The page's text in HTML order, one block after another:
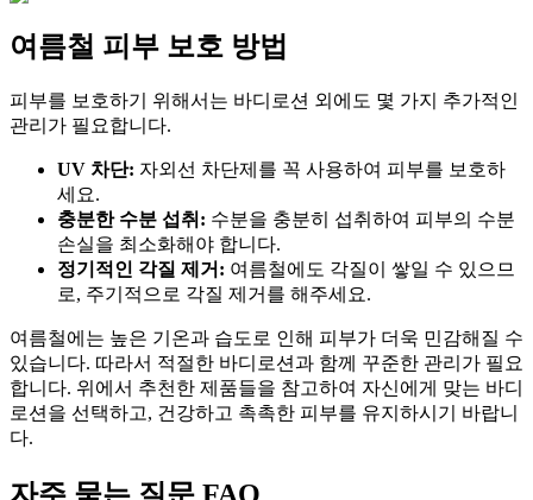
여름철 피부 보호 방법
피부를 보호하기 위해서는 바디로션 외에도 몇 가지 추가적인
관리가 필요합니다.
UV 차단: 자외선 차단제를 꼭 사용하여 피부를 보호하
세요.
충분한 수분 섭취: 수분을 충분히 섭취하여 피부의 수분
손실을 최소화해야 합니다.
정기적인 각질 제거: 여름철에도 각질이 쌓일 수 있으므
로, 주기적으로 각질 제거를 해주세요.
여름철에는 높은 기온과 습도로 인해 피부가 더욱 민감해질 수
있습니다. 따라서 적절한 바디로션과 함께 꾸준한 관리가 필요
합니다. 위에서 추천한 제품들을 참고하여 자신에게 맞는 바디
로션을 선택하고, 건강하고 촉촉한 피부를 유지하시기 바랍니
다.
자주 묻는 질문 FAQ